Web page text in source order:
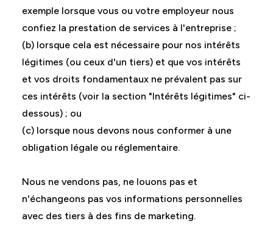
exemple lorsque vous ou votre employeur nous
confiez la prestation de services à l'entreprise ;
(b) lorsque cela est nécessaire pour nos intérêts
légitimes (ou ceux d'un tiers) et que vos intérêts
et vos droits fondamentaux ne prévalent pas sur
ces intérêts (voir la section "Intérêts légitimes" ci-
dessous) ; ou
(c) lorsque nous devons nous conformer à une
obligation légale ou réglementaire.
Nous ne vendons pas, ne louons pas et
n'échangeons pas vos informations personnelles
avec des tiers à des fins de marketing.